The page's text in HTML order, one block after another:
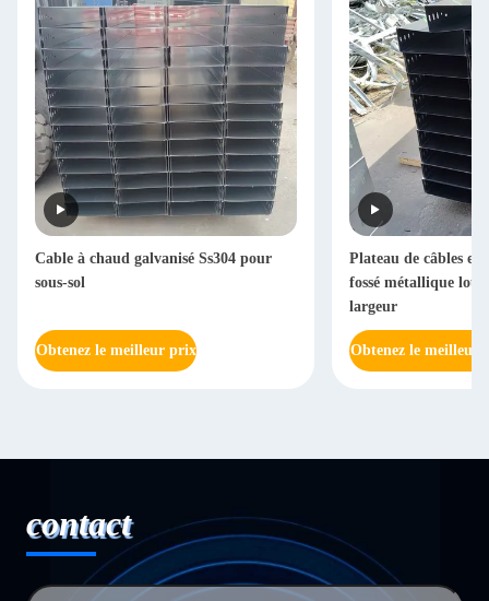
Cable à chaud galvanisé Ss304 pour
sous-sol
Obtenez le meilleur prix
Plateau de câbles
fossé métallique
largeur
Obtenez le meilleur
contact